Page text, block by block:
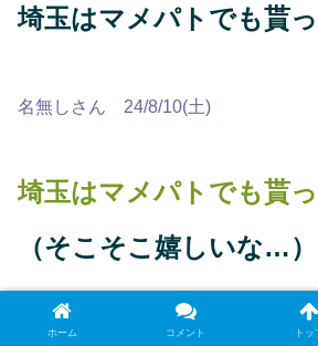
埼玉はマメパトでも貰
名無しさん 24/8/10(土)
埼玉はマメパトでも貰
（そこそこ嬉しいな…）
名無しさん 24/8/10(土)
ホーム コメント トッ